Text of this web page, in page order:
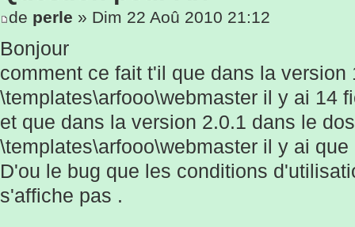
de perle » Dim 22 Aoû 2010 21:12
Bonjour
comment ce fait t'il que dans la version
\templates\arfooo\webmaster il y ai 14
et que dans la version 2.0.1 dans le
\templates\arfooo\webmaster il y ai que
D'ou le bug que les conditions
s'affiche pas .